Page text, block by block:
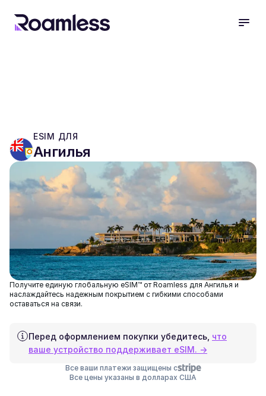
ESIM ДЛЯ
Ангилья
Получите единую глобальную eSIM™ от Roamless для Ангилья и
наслаждайтесь надежным покрытием с гибкими способами
оставаться на связи.
Перед оформлением покупки убедитесь, что
ваше устройство поддерживает eSIM. →
Все ваши платежи защищены с
Все цены указаны в долларах США